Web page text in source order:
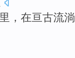
，在亘古流淌